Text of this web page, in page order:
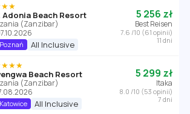
Adonia Beach Resort
(Zanzibar)
Poznań All Inclusive
5 256 zł
Best Reisen
7.6 /10 (61 opinii)
11 dni
Beach Resort
(Zanzibar)
Katowice All Inclusive
5 299 zł
Itaka
8.0 /10 (53 opinii)
7 dni